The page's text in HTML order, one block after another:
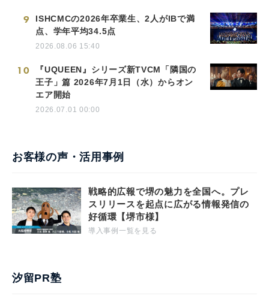
9
ISHCMCの2026年卒業生、2人がIBで満
点、学年平均34.5点
2026.08.06 15:40
10
『UQUEEN』シリーズ新TVCM「隣国の
王子」篇 2026年7月1日（水）からオン
エア開始
2026.07.01 00:00
お客様の声・活用事例
戦略的広報で堺の魅力を全国へ。プレ
スリリースを起点に広がる情報発信の
好循環【堺市様】
導入事例一覧を見る
汐留PR塾